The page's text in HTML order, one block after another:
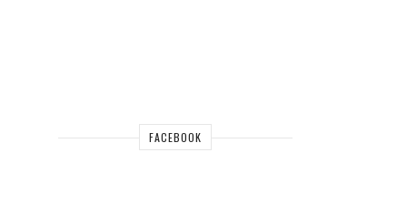
FACEBOOK